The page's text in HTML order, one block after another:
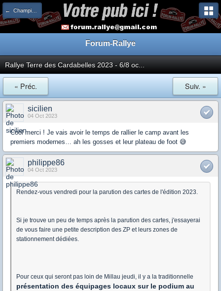
← Championnat de France
Forum-Rallye
Rallye Terre des Cardabelles 2023 - 6/8 oc...
« Préc. Suiv. »
sicilien
04 Oct 2023
Cool merci ! Je vais avoir le temps de rallier le camp avant les
premiers modernes… ah les gosses et leur plateau de foot 😅
philippe86
04 Oct 2023
Rendez-vous vendredi pour la parution des cartes de l'édition 2023.
Si je trouve un peu de temps après la parution des cartes, j'essayerai
de vous faire une petite description des ZP et leurs zones de
stationnement dédiées.
Pour ceux qui seront pas loin de Millau jeudi, il y a la traditionnelle
présentation des équipages locaux sur le podium au